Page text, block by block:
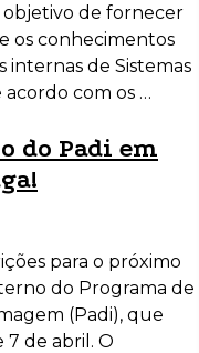
de fornecer
os conhecimentos
internas de Sistemas
acordo com os …
do Padi em
para o próximo
do Programa de
(Padi), que
7 de abril. O